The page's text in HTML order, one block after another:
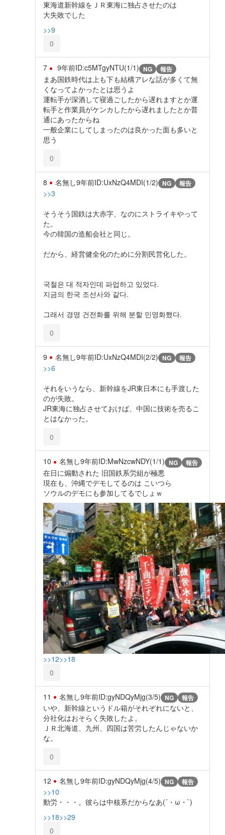
東海道新幹線をＪＲ東海に独占させたのは
大失敗でした
>>9
0
7 9年前ID:c5MTgyNTU(1/1) NG 報告
まあ国鉄時代は上も下も結構アレな話が多くて無
くなってよかったとは思うよ
運転手が深酒して寝過ごしたから遅れますとか運
転手と作業員がケンカしたから遅れましたとか普
通にあったからね
一般企業にしてしまったのは良かった面も多いと
思う
0
8 名無し9年前ID:UxNzQ4MDI(1/2) NG 報告
>>3
そうそう国鉄は大赤字、なのにストライキやって
た。
今の韓国の造船会社と同じ。
だから、経営健全化のために分割民営化した。
국철은 대 적자인데 파업하고 있었다.
지금의 한국 조선사와 같다.
그래서 경영 건전화를 위해 분할 민영화했다.
0
9 名無し9年前ID:UxNzQ4MDI(2/2) NG 報告
>>6
それをいうなら、新幹線をJR東日本にも手渡した
のが失敗。
JR東海に独占させておけば、中国に技術を売るこ
とはなかった。
0
10 名無し9年前ID:MwNzcwNDY(1/1) NG 報告
在日に煽動された 旧国鉄系労組が極悪
現在も、沖縄でデモしてるのは こいつら
ソウルのデモにも参加してるでしょｗ
>>12>>18
0
11 名無し9年前ID:gyNDQyMjg(3/5) NG 報告
いや、新幹線というドル箱がそれぞれにないと、
分社化はおそらく失敗したよ。
ＪＲ北海道、九州、四国は苦労したんじゃないか
な。
0
12 名無し9年前ID:gyNDQyMjg(4/5) NG 報告
>>10
動労・・・。彼らは中核系だからなあ(´・ω・`)
>>18>>29
0